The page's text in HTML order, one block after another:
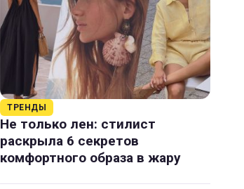
ТРЕНДЫ
Не только лен: стилист
раскрыла 6 секретов
комфортного образа в жару